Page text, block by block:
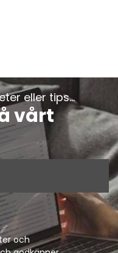
eller tips...
vårt
och